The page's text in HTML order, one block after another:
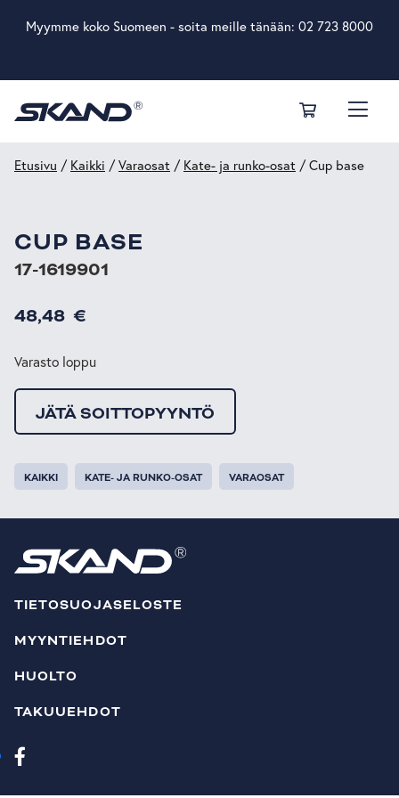
Myymme koko Suomeen - soita meille tänään: 02 723 8000
Etusivu / Kaikki /Varaosat / Kate- ja runko-osat / Cup base
CUP BASE
17-1619901
48,48 €
Varasto loppu
JÄTÄ SOITTOPYYNTÖ
KAIKKI KATE- JA RUNKO-OSAT VARAOSAT
TIETOSUOJASELOSTE
MYYNTIEHDOT
HUOLTO
TAKUUEHDOT